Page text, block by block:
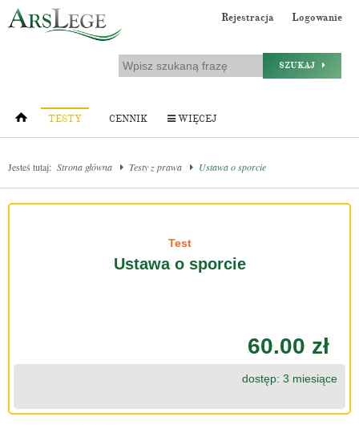
Rejestracja Logowanie
SZUKAJ
TESTY CENNIK WIĘCEJ
Jesteś tutaj: Strona główna Testy z prawa Ustawa o sporcie
Test
Ustawa o sporcie
60.00 zł
dostęp: 3 miesiące